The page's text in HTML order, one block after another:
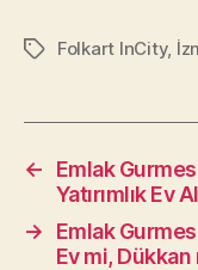
TagsFolkart InCity,
←
Emlak
Yatırımlık Ev
→
Emlak
Ev mi, Dükkan